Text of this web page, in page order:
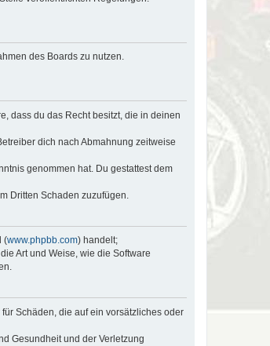
des Boards zu nutzen.
dass du das Recht besitzt, die in deinen
dich nach Abmahnung zeitweise
genommen hat. Du gestattest dem
Dritten Schaden zuzufügen.
(www.phpbb.com) handelt;
Art und Weise, wie die Software
Schäden, die auf ein vorsätzliches oder
Gesundheit und der Verletzung